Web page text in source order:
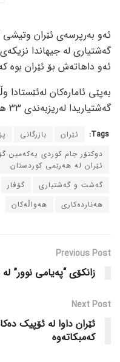
ئەو بەرپرسەی ئێران وتیشی
ئەو داهاتەش بۆ ئێران بوە
بەپێی ئامارەكان لەئێستادا
گەشتیاریدا لەریزبەندی 33 هەمین وڵاتی جیهاندایە.
Tags: ئێران بازرگانی
دوکتۆر جام کوردی یه‌که‌مین
ئێران له‌ هه‌رێمی کوردستان
گه‌شت و گه‌شتیاری
گۆڤار
هه‌نارده‌کاری
هه‌واڵه‌کان
Previous Post
زانکۆی “پەیامی نوور”
Next Post
ئێران داوا لە ئۆپیك
كەمبكاتەوە